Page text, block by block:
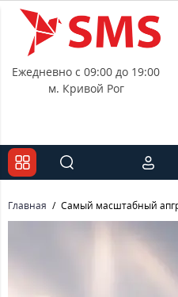
Ежедневно с 09:00 до 19:00
м. Кривой Рог
Главная Самый масштабный